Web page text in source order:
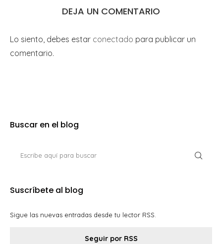
DEJA UN COMENTARIO
Lo siento, debes estar conectado para publicar un
comentario.
Buscar en el blog
Suscríbete al blog
Sigue las nuevas entradas desde tu lector RSS.
Seguir por RSS